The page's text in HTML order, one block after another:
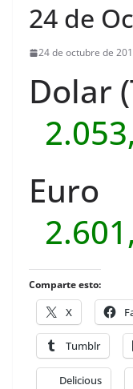
24 de
24 de octubre de
Dolar
Comparte esto:
X
Tumblr
Delicious